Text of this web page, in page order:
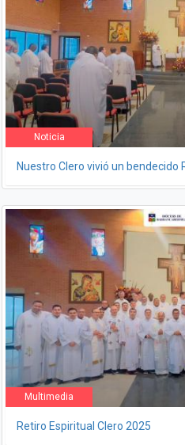
Noticia
Nuestro Clero vivió un bendecido
Multimedia
Retiro Espiritual Clero 2025